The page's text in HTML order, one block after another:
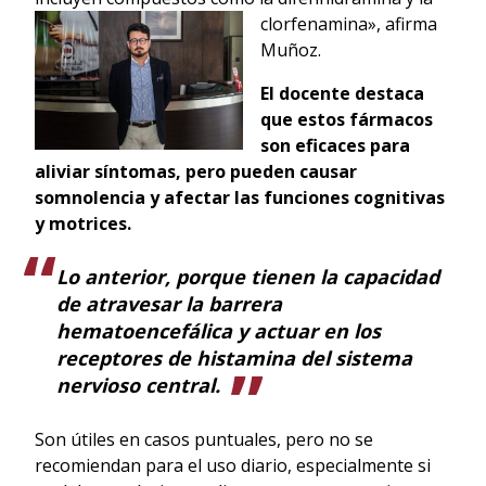
clorfenamina», afirma
Muñoz.
El docente destaca
que estos fármacos
son eficaces para
aliviar síntomas, pero pueden causar
somnolencia y afectar las funciones cognitivas
y motrices.
Lo anterior, porque tienen la capacidad
de atravesar la barrera
hematoencefálica y actuar en los
receptores de histamina del sistema
nervioso central.
Son útiles en casos puntuales, pero no se
recomiendan para el uso diario, especialmente si